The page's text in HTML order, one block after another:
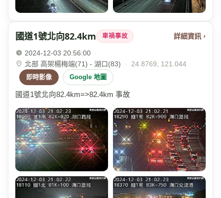
國道1號北向82.4km 車禍事故 詳細資訊 ›
2024-12-03 20:56:00
·
北部 高架楊梅端(71) - 湖口(83)
· 24.8769, 121.044
即時影像 Google 地圖
國道1號北向82.4km=>82.4km 事故